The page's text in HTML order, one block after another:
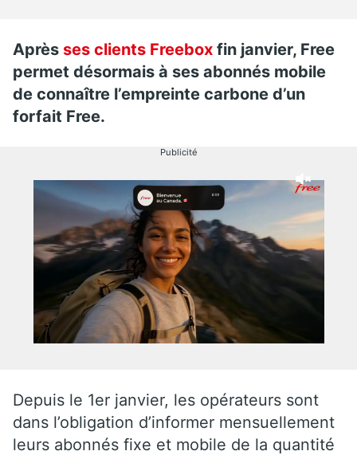
Après ses clients Freebox fin janvier, Free
permet désormais à ses abonnés mobile
de connaître l’empreinte carbone d’un
forfait Free.
Publicité
Depuis le 1er janvier, les opérateurs sont
dans l’obligation d’informer mensuellement
leurs abonnés fixe et mobile de la quantité